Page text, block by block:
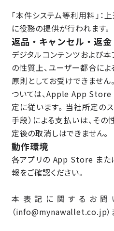
「本件システム等利用料」：
に役務の提供が行われます。
返品・キャンセル・返金
デジタルコンテンツおよび
の性質上、ユーザー都合によ
原則としてお受けできませ
ついては、Apple App
定に従います。 当社所定の
手段）による支払いは、その
定後の取消しはできません。
動作環境
各アプリの App Store ま
報をご確認ください。
本表記に関するお問
（info@mynawallet.co.jp）